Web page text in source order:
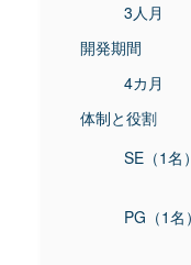
3人月
開発期間
4カ月
体制と役割
SE（1名）
PG（1名）